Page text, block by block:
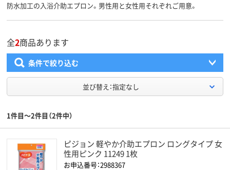
防水加工の入浴介助エプロン。男性用と女性用それぞれご用意。
全2商品あります
条件で絞り込む
並び替え：指定なし
1件目～2件目（2件中）
ピジョン 軽やか介助エプロン ロングタイプ 女
性用ピンク 11249 1枚
お申込番号：2988367